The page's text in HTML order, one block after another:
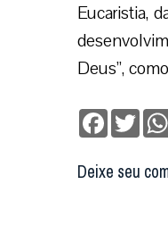
Eucaristia,
Deus”,
Facebook
Deixe seu